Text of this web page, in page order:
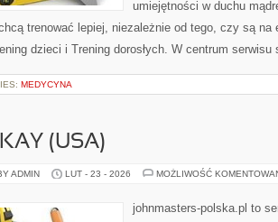
umiejętności w duchu
trenować lepiej, niezależnie od tego, czy są na
dzieci i Trening dorosłych. W centrum
MEDYCYNA
(USA)
ADMIN LUT - 23 - 2026 MOŻLIWOŚĆ
johnmasters-polska.pl to